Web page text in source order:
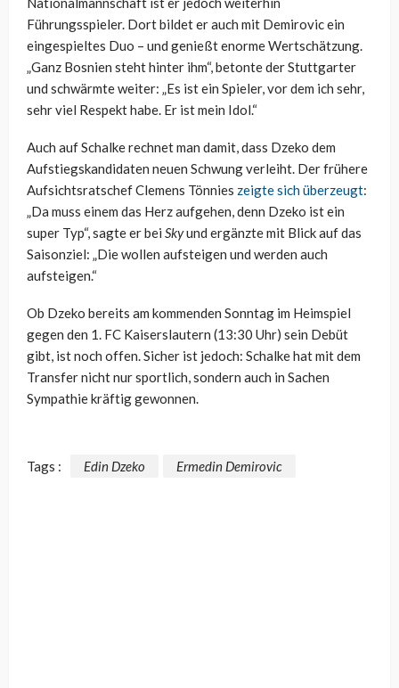
Führungsspieler. Dort bildet er auch mit Demirovic ein
eingespieltes Duo – und genießt enorme Wertschätzung.
„Ganz Bosnien steht hinter ihm“, betonte der Stuttgarter
und schwärmte weiter: „Es ist ein Spieler, vor dem ich sehr,
sehr viel Respekt habe. Er ist mein Idol.“
Auch auf Schalke rechnet man damit, dass Dzeko dem
Aufstiegskandidaten neuen Schwung verleiht. Der frühere
Aufsichtsratschef Clemens Tönnies zeigte sich überzeugt:
„Da muss einem das Herz aufgehen, denn Dzeko ist ein
super Typ“, sagte er bei Skyund ergänzte mit Blick auf das
Saisonziel: „Die wollen aufsteigen und werden auch
aufsteigen.“
Ob Dzeko bereits am kommenden Sonntag im Heimspiel
gegen den 1. FC Kaiserslautern (13:30 Uhr) sein Debüt
gibt, ist noch offen. Sicher ist jedoch: Schalke hat mit dem
Transfer nicht nur sportlich, sondern auch in Sachen
Sympathie kräftig gewonnen.
Tags : Edin Dzeko Ermedin Demirovic